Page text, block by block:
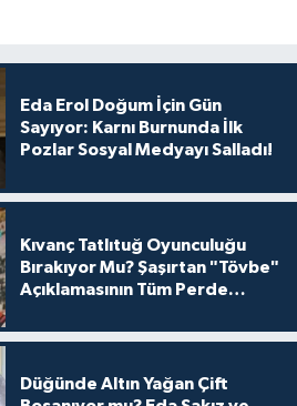
Eda Erol Doğum İçin Gün
Sayıyor: Karnı Burnunda İlk
Pozlar Sosyal Medyayı Salladı!
Kıvanç Tatlıtuğ Oyunculuğu
Bırakıyor Mu? Şaşırtan "Tövbe"
Açıklamasının Tüm Perde
Düğünde Altın Yağan Çift